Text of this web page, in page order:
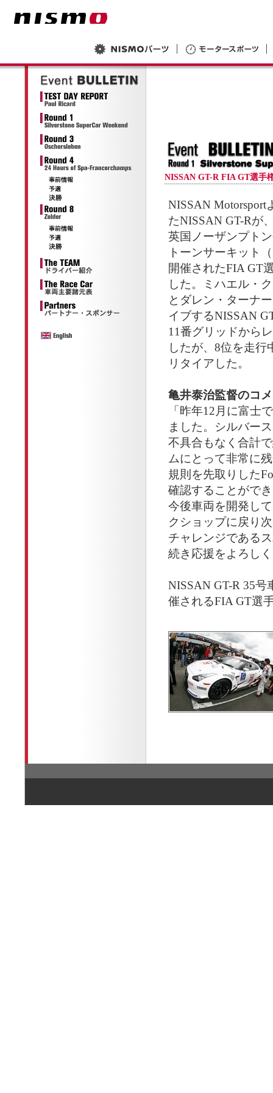
NISSAN GT-R FIA GT選手
NISSAN Motorsport
たNISSAN GT-Rが
英国ノーザンプト
トーンサーキット
開催されたFIA GT
した。ミハエル・
とダレン・ターナ
イブするNISSAN
11番グリッドから
したが、8位を走
リタイアした。
亀井泰治監督のコ
「昨年12月に富士
ました。シルバー
不具合もなく合計
ムにとって非常に
規則を先取りした
確認することがで
今後車両を開発し
クショップに戻り
チャレンジである
続き応援をよろし
NISSAN GT-R 35
催されるFIA GT選